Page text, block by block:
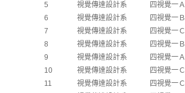
5
視覺傳達設計系 四視覺一Ａ
6
視覺傳達設計系 四視覺一Ｂ
7
視覺傳達設計系 四視覺一Ｃ
8
視覺傳達設計系 四視覺一Ｂ
9
視覺傳達設計系 四視覺一Ａ
10
視覺傳達設計系 四視覺一Ｃ
11
視覺傳達設計系 四視覺一Ｃ